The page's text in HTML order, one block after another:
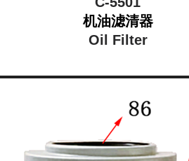
机油滤清器
Oil Filter